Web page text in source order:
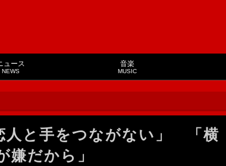
ュース
NEWS
音楽
MUSIC
人と手をつながない」 「横
嫌だから」